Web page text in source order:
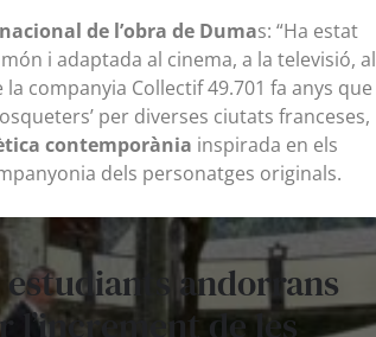
de l’obra de Dumas: “Ha estat
i adaptada al cinema, a la televisió, al
companyia Collectif 49.701 fa anys que
per diverses ciutats franceses,
contemporània inspirada en els
dels personatges originals.
estudiants andorrans
l’increment de les